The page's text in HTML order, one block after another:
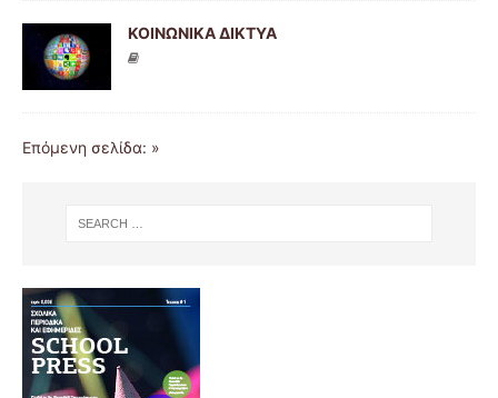
ΚΟΙΝΩΝΙΚΑ ΔΙΚΤΥΑ
Επόμενη σελίδα: »